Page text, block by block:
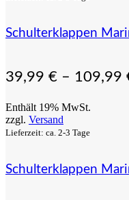
Schulterklappen
39,99 € – 109,99
Enthält 19% MwSt.
zzgl. Versand
Lieferzeit: ca. 2-3 Tage
Schulterklappen